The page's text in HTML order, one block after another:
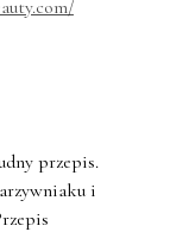
przepis.
i